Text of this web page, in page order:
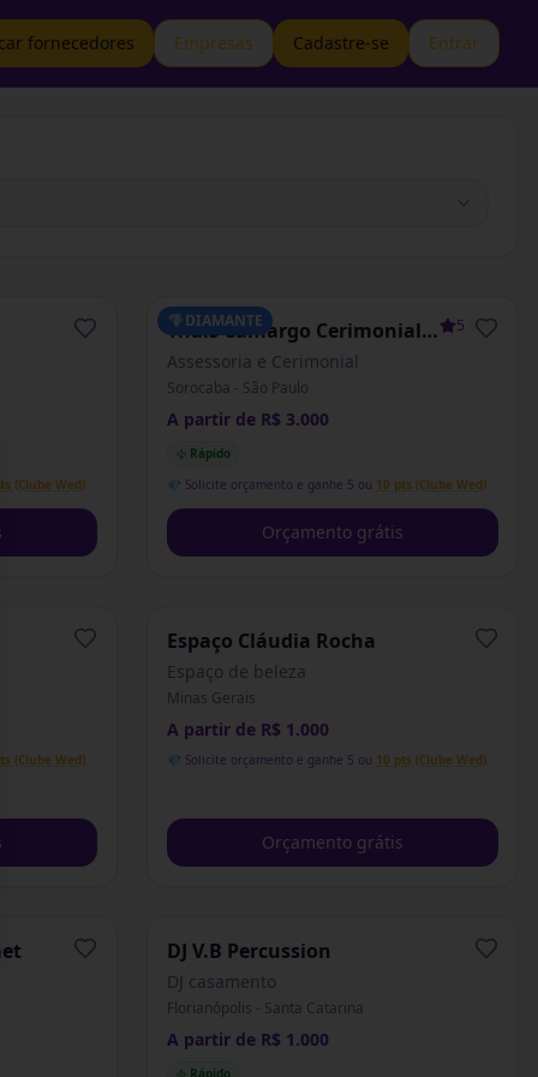
fornecedores Empresas Cadastre-se Entrar
(Clube Wed)
💎DIAMANTE
Thaís Camargo Cerimonial
& Assessoria
5.0(1)
Assessoria e Cerimonial
Sorocaba - São Paulo
A partir de R$ 3.000
Rápido
💎 Solicite orçamento e ganhe 5 ou 10 pts (Clube Wed)
Orçamento grátis
(Clube Wed)
Espaço Cláudia Rocha
Espaço de beleza
Minas Gerais
A partir de R$ 1.000
💎 Solicite orçamento e ganhe 5 ou 10 pts (Clube Wed)
Orçamento grátis
DJ V.B Percussion
DJ casamento
Florianópolis - Santa Catarina
A partir de R$ 1.000
Rápido